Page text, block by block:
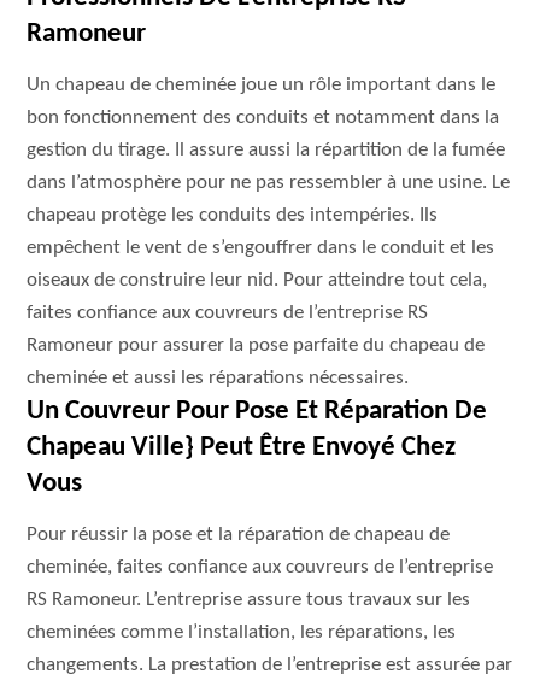
Ramoneur
Un chapeau de cheminée joue un rôle important dans le
bon fonctionnement des conduits et notamment dans la
gestion du tirage. Il assure aussi la répartition de la fumée
dans l’atmosphère pour ne pas ressembler à une usine. Le
chapeau protège les conduits des intempéries. Ils
empêchent le vent de s’engouffrer dans le conduit et les
oiseaux de construire leur nid. Pour atteindre tout cela,
faites confiance aux couvreurs de l’entreprise RS
Ramoneur pour assurer la pose parfaite du chapeau de
cheminée et aussi les réparations nécessaires.
Un Couvreur Pour Pose Et Réparation De
Chapeau Ville} Peut Être Envoyé Chez
Vous
Pour réussir la pose et la réparation de chapeau de
cheminée, faites confiance aux couvreurs de l’entreprise
RS Ramoneur. L’entreprise assure tous travaux sur les
cheminées comme l’installation, les réparations, les
changements. La prestation de l’entreprise est assurée par